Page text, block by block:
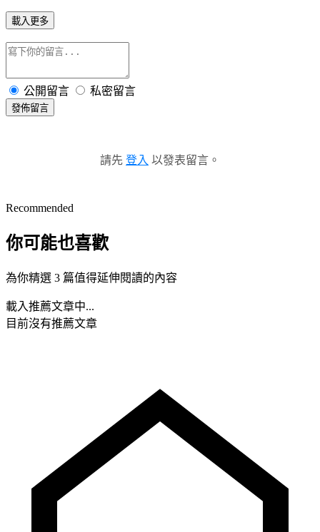
載入更多
公開留言 私密留言
發佈留言
請先 登入 以發表留言。
Recommended
你可能也喜歡
為你精選 3 篇值得延伸閱讀的內容
載入推薦文章中...
目前沒有推薦文章